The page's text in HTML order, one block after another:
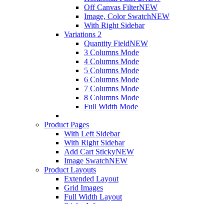
Off Canvas FilterNEW
Image, Color SwatchNEW
With Right Sidebar
Variations 2
Quantity FieldNEW
3 Columns Mode
4 Columns Mode
5 Columns Mode
6 Columns Mode
7 Columns Mode
8 Columns Mode
Full Width Mode
Product Pages
With Left Sidebar
With Right Sidebar
Add Cart StickyNEW
Image SwatchNEW
Product Layouts
Extended Layout
Grid Images
Full Width Layout